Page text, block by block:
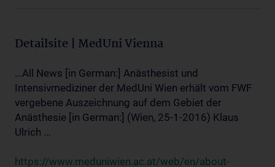
Detailsite | MedUni Vienna
...All News [in German:] Anästhesist und
Intensivmediziner der MedUni Wien erhält vom FWF
vergebene Auszeichnung auf dem Gebiet der
Anästhesie [in German:] (Wien, 25-1-2016) Klaus
Ulrich ...
https://www.meduniwien.ac.at/web/en/about-